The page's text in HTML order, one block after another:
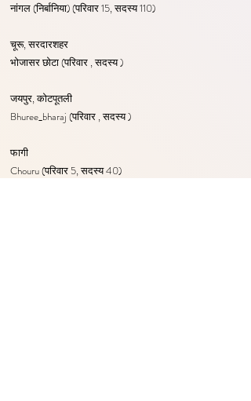
नांगल (निर्बानिया) (परिवार 15, सदस्य 110)
चूरू, सरदारशहर
भोजासर छोटा (परिवार , सदस्य )
जयपुर, कोटपूतली
Bhuree_bharaj (परिवार , सदस्य )
फागी
Chouru (परिवार 5, सदस्य 40)